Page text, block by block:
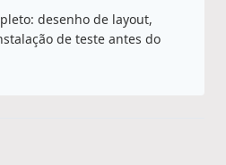
desenho de layout,
de teste antes do